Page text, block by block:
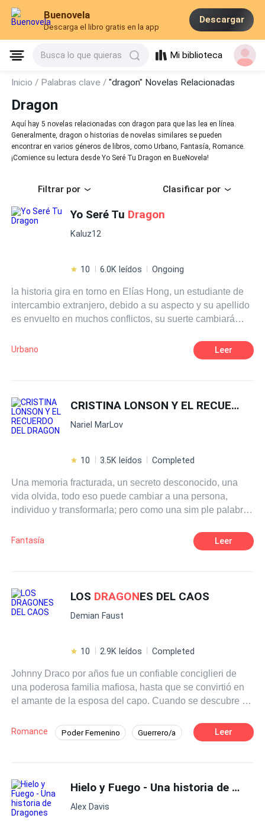
Buenovela
Descarga el libro gratis en la app
Descargar
Busca lo que quieras Mi biblioteca
Inicio / Palabras clave /"dragon" Novelas Relacionadas
Dragon
Aquí hay 5 novelas relacionadas con dragon para que las lea en línea.
Generalmente, dragon o historias de novelas similares se pueden
encontrar en varios géneros de libros, como Urbano, Fantasía, Romance.
¡Comience su lectura desde Yo Seré Tu Dragon en BueNovela!
Filtrar por Clasificar por
Yo Seré Tu Dragon
Kaluz12
10 6.0K leídos Ongoing
la historia gira en torno en Elías Hong, un estudiante de
intercambio extranjero, debido a su aspecto y su apellido
es envuelto en muchos conflictos, su suerte cambiará
su compañera de clase sino maestra de defensa
personal, donde el orgullo de el le impide aceptar que
Urbano Leer
CRISTINA LONSON Y EL RECUERDO DEL
Nariel MarLov
10 3.5K leídos Completed
Una memoria fracturada, un secreto desconocido, una
vida olvida, todo eso puede cambiar a una persona,
individuo y transformarla; pero como una sim ple palabra
bosque puede devolver su vida, su pasado y un legado
Fantasía Leer
LOS DRAGONES DEL CAOS
Demian Faust
10 2.9K leídos Completed
Johnny Draco por años fue un confiable conciglieri de
una poderosa familia mafiosa, hasta que se convirtió en
el amante de la esposa del capo. Cuando se descubre su
el infierno. Ahí Johnny descubrirá que el lugar no es
como lo pintan; en realidad las almas más perversas en
además descubrirá que no es humano. Hace eones el
Caos Primordial se dividió en cuatro fieros
Leviatán, Apofis, Tiamat y Tifón cuando se creó la luz.
Romance Poder Femenino Guerrero/a Leer
Hielo y Fuego - Una historia de
Alex Davis